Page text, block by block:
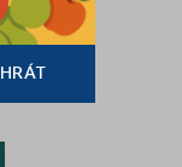
HRÁT